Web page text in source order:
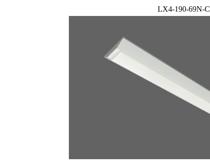
LX4-190-69N-